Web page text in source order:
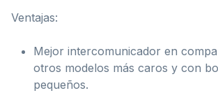
Ventajas:
Mejor intercomunicador en
otros modelos más caros y con
pequeños.